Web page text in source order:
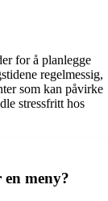
for å planlegge
regelmessig,
som kan påvirke
stressfritt hos
meny?